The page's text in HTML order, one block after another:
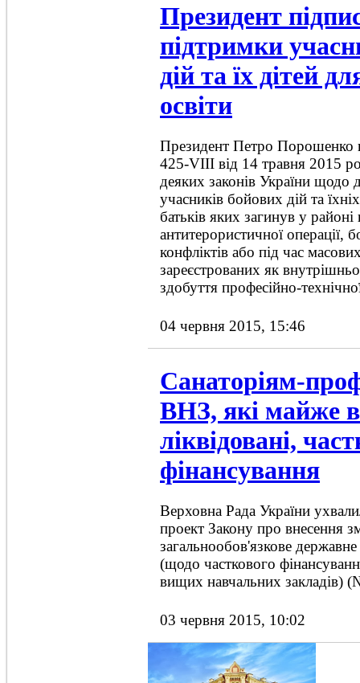
Президент
підтримки
дій та їх дітей
освіти
Президент Петро Порошенко
425-VIII від 14 травня 2015
деяких законів України щодо
учасників бойових дій та
батьків яких загинув у
антитерористичної операції,
конфліктів або під час
зареєстрованих як
здобуття професійно-
04 червня 2015, 15:46
Санаторіям-
ВНЗ, які майже
ліквідовані,
фінансування
Верховна Рада України
проект Закону про внесення
загальнообов'язкове
(щодо часткового
вищих навчальних закладів)
03 червня 2015, 10:02